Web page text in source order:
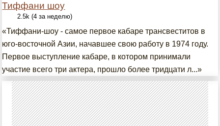
Тиффани шоу
2.5k (4 за неделю)
«Тиффани-шоу - самое первое кабаре трансвеститов в
юго-восточной Азии, начавшее свою работу в 1974 году.
Первое выступление кабаре, в котором принимали
участие всего три актера, прошло более тридцати л...»